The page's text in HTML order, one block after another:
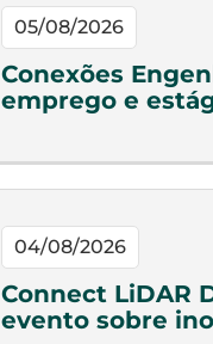
05/08/2026
Conexões
emprego e
04/08/2026
Connect LiDAR
evento sobre